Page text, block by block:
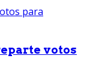
votos